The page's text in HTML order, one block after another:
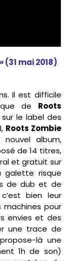
(31 mai 2018)
Il est difficile
de Roots
le label des
Roots Zombie
album,
de 14 titres,
et gratuit sur
galette risque
de dub et de
bien leur
pour
envies et des
une trace de
là une
1h de son)